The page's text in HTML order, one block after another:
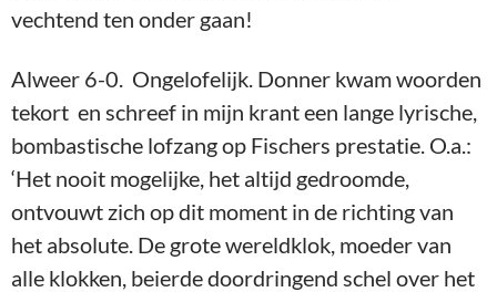
vechtend ten onder gaan!
Alweer 6-0. Ongelofelijk. Donner kwam woorden
tekort en schreef in mijn krant een lange lyrische,
bombastische lofzang op Fischers prestatie. O.a.:
‘Het nooit mogelijke, het altijd gedroomde,
ontvouwt zich op dit moment in de richting van
het absolute. De grote wereldklok, moeder van
alle klokken, beierde doordringend schel over het